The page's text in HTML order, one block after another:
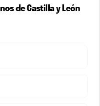
de Castilla y León